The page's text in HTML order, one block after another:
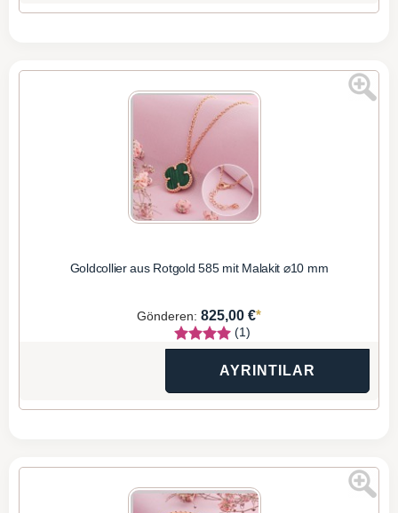
Goldcollier aus Rotgold 585 mit Malakit ⌀10 mm
Gönderen: 825,00 €*
(1)
AYRINTILAR